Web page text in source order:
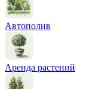
Автополив
Аренда растений